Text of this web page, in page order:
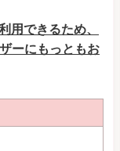
用できるため、
ーにもっともお